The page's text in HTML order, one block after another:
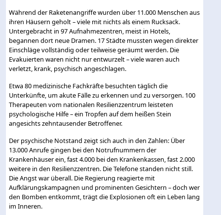
Während der Raketenangriffe wurden über 11.000 Menschen aus
ihren Häusern geholt – viele mit nichts als einem Rucksack.
Untergebracht in 97 Aufnahmezentren, meist in Hotels,
begannen dort neue Dramen. 17 Städte mussten wegen direkter
Einschläge vollständig oder teilweise geräumt werden. Die
Evakuierten waren nicht nur entwurzelt – viele waren auch
verletzt, krank, psychisch angeschlagen.
Etwa 80 medizinische Fachkräfte besuchten täglich die
Unterkünfte, um akute Fälle zu erkennen und zu versorgen. 100
Therapeuten vom nationalen Resilienzzentrum leisteten
psychologische Hilfe – ein Tropfen auf dem heißen Stein
angesichts zehntausender Betroffener.
Der psychische Notstand zeigt sich auch in den Zahlen: Über
13.000 Anrufe gingen bei den Notrufnummern der
Krankenhäuser ein, fast 4.000 bei den Krankenkassen, fast 2.000
weitere in den Resilienzzentren. Die Telefone standen nicht still.
Die Angst war überall. Die Regierung reagierte mit
Aufklärungskampagnen und prominenten Gesichtern – doch wer
den Bomben entkommt, trägt die Explosionen oft ein Leben lang
im Inneren.